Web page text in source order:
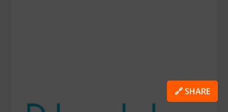
🔗 SHARE